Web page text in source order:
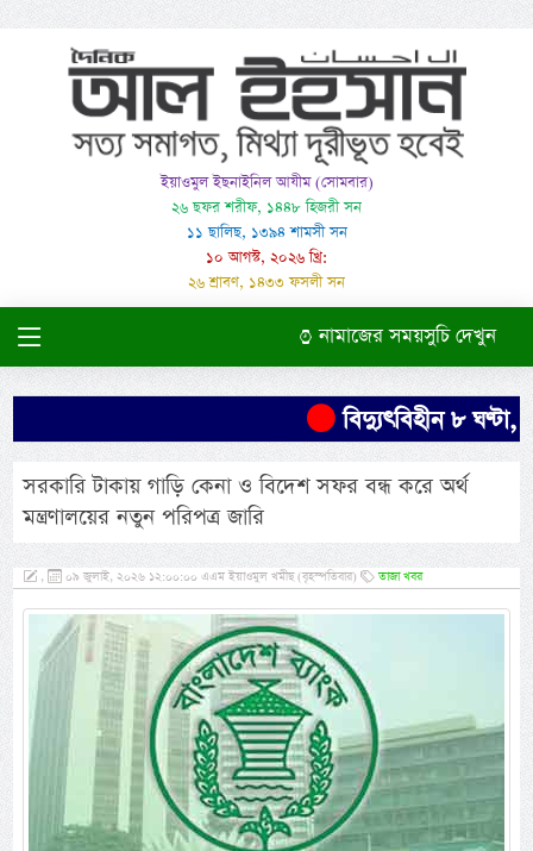
ইয়াওমুল ইছনাইনিল আযীম (সোমবার)
২৬ ছফর শরীফ, ১৪৪৮ হিজরী সন
১১ ছালিছ, ১৩৯৪ শামসী সন
১০ আগস্ট, ২০২৬ খ্রি:
২৬ শ্রাবণ, ১৪৩৩ ফসলী সন
নামাজের সময়সুচি দেখুন
বিদ্যুৎবিহীন ৮ ঘণ্টা,
সরকারি টাকায় গাড়ি কেনা ও বিদেশ সফর বন্ধ করে অর্থ
মন্ত্রণালয়ের নতুন পরিপত্র জারি
, ০৯ জুলাই, ২০২৬ ১২:০০:০০ এএম ইয়াওমুল খমীছ (বৃহস্পতিবার) তাজা খবর